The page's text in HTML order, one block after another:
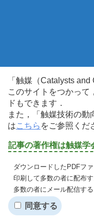
「触媒（Catalysts
このサイトをつかって
ドもできます．
また，「触媒技術の
はこちら をご参照くだ
記事の著作権は触媒学
ダウンロードしたPDFフ
印刷して多数の者に配布
多数の者にメール配信す
同意する